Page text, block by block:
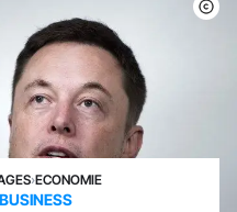
›ECONOMIE